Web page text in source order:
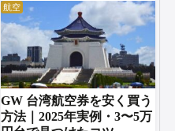
航空
GW 台湾航空券を安く買う
方法｜2025年実例・3〜5万